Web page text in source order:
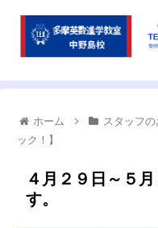
ホーム
スタッフ
ック！】
４月２９日～５
す。